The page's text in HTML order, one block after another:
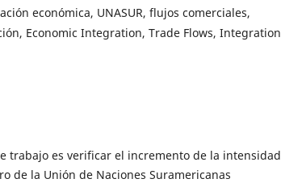
económica, UNASUR, flujos comerciales,
Economic Integration, Trade Flows, Integration
trabajo es verificar el incremento de la intensidad
de la Unión de Naciones Suramericanas